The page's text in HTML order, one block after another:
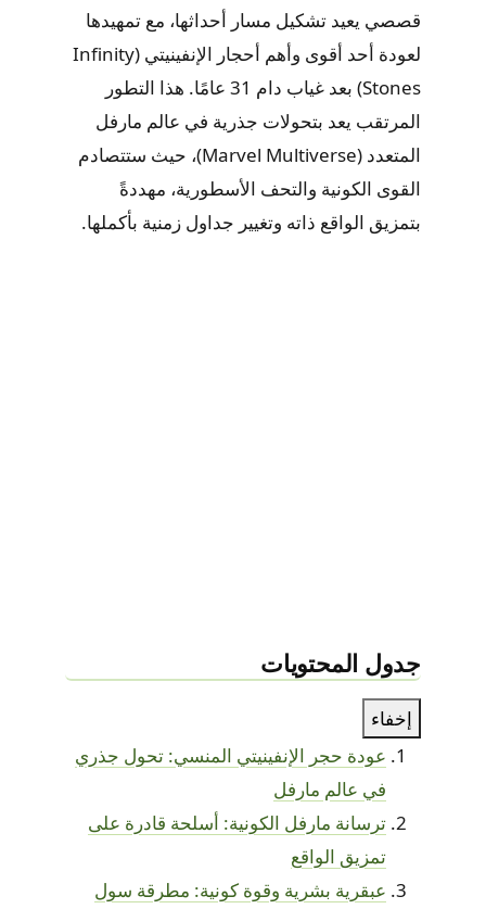
قصصي يعيد تشكيل مسار أحداثها، مع تمهيدها
لعودة أحد أقوى وأهم أحجار الإنفينيتي (Infinity
Stones) بعد غياب دام 31 عامًا. هذا التطور
المرتقب يعد بتحولات جذرية في عالم مارفل
المتعدد (Marvel Multiverse)، حيث ستتصادم
القوى الكونية والتحف الأسطورية، مهددةً
بتمزيق الواقع ذاته وتغيير جداول زمنية بأكملها.
جدول المحتويات
إخفاء
عودة حجر الإنفينيتي المنسي: تحول جذري
في عالم مارفل
ترسانة مارفل الكونية: أسلحة قادرة على
تمزيق الواقع
عبقرية بشرية وقوة كونية: مطرقة سول